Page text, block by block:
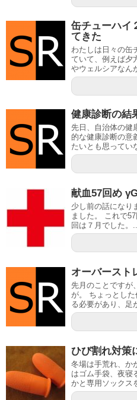
缶チューハイ
てきた
わたしは日々の缶
ていて、例えば夕
やウェルシアなん
健康診断の結
先日、自治体の健
的な健康診断の意
たいとも思ってい
献血57回め
少し前の話になり
ました。 これで
回は７月でした。
オーバースト
先月のことですが
が。 ちょっとし
る必要があり、足
ひび割れ対策
冬場は手荒れ、か
はゴム手袋、夜寝
かと専用ソックス